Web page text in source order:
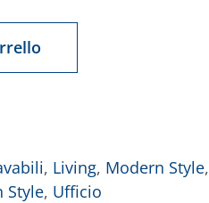
, Living, Modern Style,
Style, Ufficio